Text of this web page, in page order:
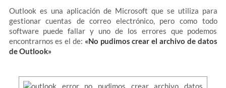
Outlook es una aplicación de Microsoft que se utiliza para
gestionar cuentas de correo electrónico, pero como todo
software puede fallar y uno de los errores que podemos
encontrarnos es el de: «No pudimos crear el archivo de datos
de Outlook»